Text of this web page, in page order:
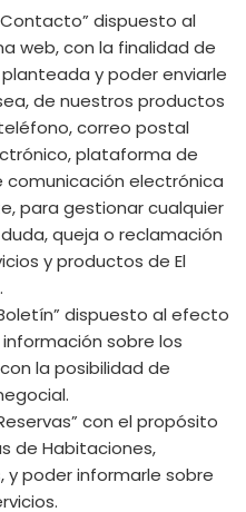
dispuesto al
web, con la finalidad de
y poder enviarle
de nuestros productos
correo postal
plataforma de
electrónica
para gestionar cualquier
queja o reclamación
y productos de El
dispuesto al efecto
sobre los
la posibilidad de
con el propósito
de Habitaciones,
y poder informarle sobre